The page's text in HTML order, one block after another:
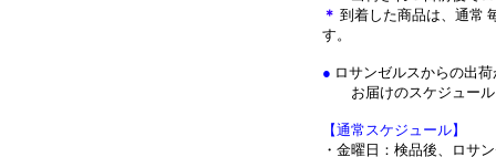
＊ 到着した商品は、通常
す。
● ロサンゼルスからの出
お届けのスケジュール
【通常スケジュール】
・金曜日：検品後、ロサ